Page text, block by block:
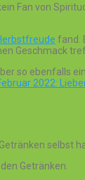
Fan von
fand.
Geschmack
so ebenfalls
2022:
selbst
Getränken.